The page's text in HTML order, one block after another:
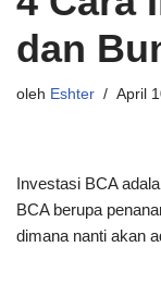
dan
oleh Eshter April
Investasi BCA
BCA berupa
dimana nanti akan